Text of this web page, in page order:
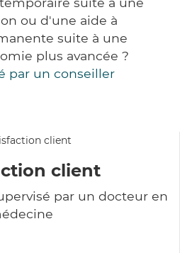
ou d'une aide à
suite à une
plus avancée ?
par un conseiller
client
par un docteur en